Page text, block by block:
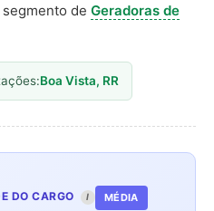
de Geradoras de
Boa Vista, RR
DO CARGO I MÉDIA